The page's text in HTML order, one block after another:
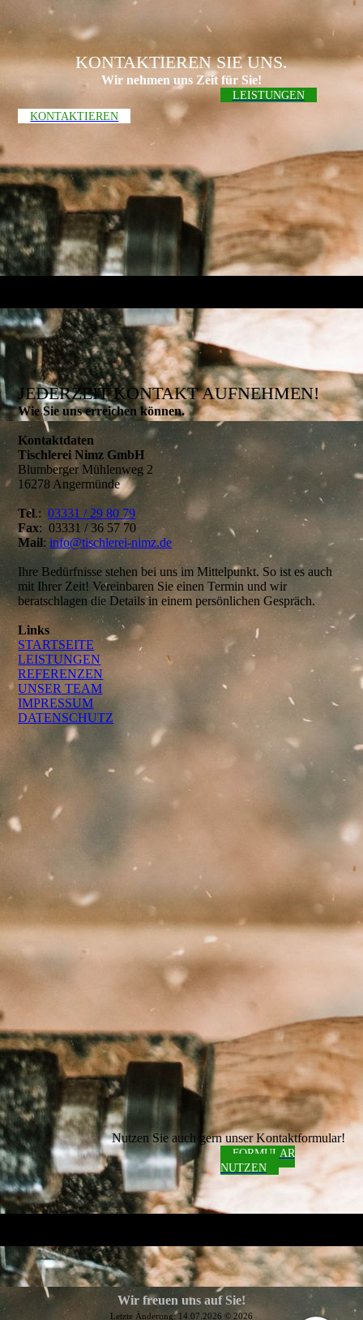
KONTAKTIEREN SIE UNS.
Wir nehmen uns Zeit für Sie!
LEISTUNGEN
KONTAKTIEREN
JEDERZEIT KONTAKT AUFNEHMEN!
Wie Sie uns erreichen können.
Kontaktdaten
Tischlerei Nimz GmbH
Blumberger Mühlenweg 2
16278 Angermünde
Tel.:03331 / 29 80 79
Fax: 03331 / 36 57 70
Mail:info@tischlerei-nimz.de
Ihre Bedürfnisse stehen bei uns im Mittelpunkt. So ist es auch
mit Ihrer Zeit! Vereinbaren Sie einen Termin und wir
beratschlagen die Details in einem persönlichen Gespräch.
Links
STARTSEITE
LEISTUNGEN
REFERENZEN
UNSER TEAM
IMPRESSUM
DATENSCHUTZ
Nutzen Sie auch gern unser Kontaktformular!
FORMULAR
NUTZEN
Wir freuen uns auf Sie!
Letzte Änderung: 14.07.2026 © 2026